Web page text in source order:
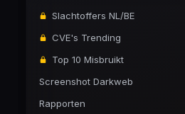
Slachtoffers NL/BE
CVE's Trending
Top 10 Misbruikt
Screenshot Darkweb
Rapporten